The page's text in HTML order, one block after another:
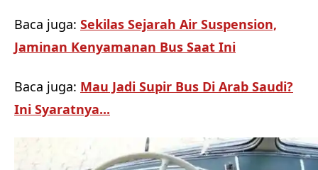
Baca juga: Sekilas Sejarah Air Suspension,
Jaminan Kenyamanan Bus Saat Ini
Baca juga: Mau Jadi Supir Bus Di Arab Saudi?
Ini Syaratnya...